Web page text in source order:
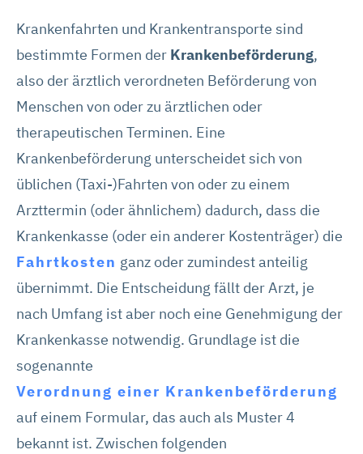
Krankenfahrten und Krankentransporte sind
bestimmte Formen der Krankenbeförderung,
also der ärztlich verordneten Beförderung von
Menschen von oder zu ärztlichen oder
therapeutischen Terminen. Eine
Krankenbeförderung unterscheidet sich von
üblichen (Taxi-)Fahrten von oder zu einem
Arzttermin (oder ähnlichem) dadurch, dass die
Krankenkasse (oder ein anderer Kostenträger) die
Fahrtkosten ganz oder zumindest anteilig
übernimmt. Die Entscheidung fällt der Arzt, je
nach Umfang ist aber noch eine Genehmigung der
Krankenkasse notwendig. Grundlage ist die
sogenannte
Verordnung einer Krankenbeförderung
auf einem Formular, das auch als Muster 4
bekannt ist. Zwischen folgenden